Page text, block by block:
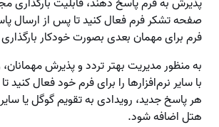
صفحه تشکر فرم فعال کنید تا پس از ارسال
فرم برای مهمان بعدی بصورت خودکار
به منظور مدیریت بهتر تردد و پذیرش
با سایر نرم‌افزارها را برای فرم خود فعال کنید
هر پاسخ جدید، رویدادی به تقویم گوگل یا
هتل اضافه شود.